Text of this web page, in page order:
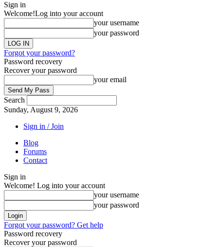
Sign in
Welcome!Log into your account
your username
your password
Forgot your password?
Password recovery
Recover your password
your email
Search
Sunday, August 9, 2026
Sign in / Join
Blog
Forums
Contact
Sign in
Welcome! Log into your account
your username
your password
Forgot your password? Get help
Password recovery
Recover your password